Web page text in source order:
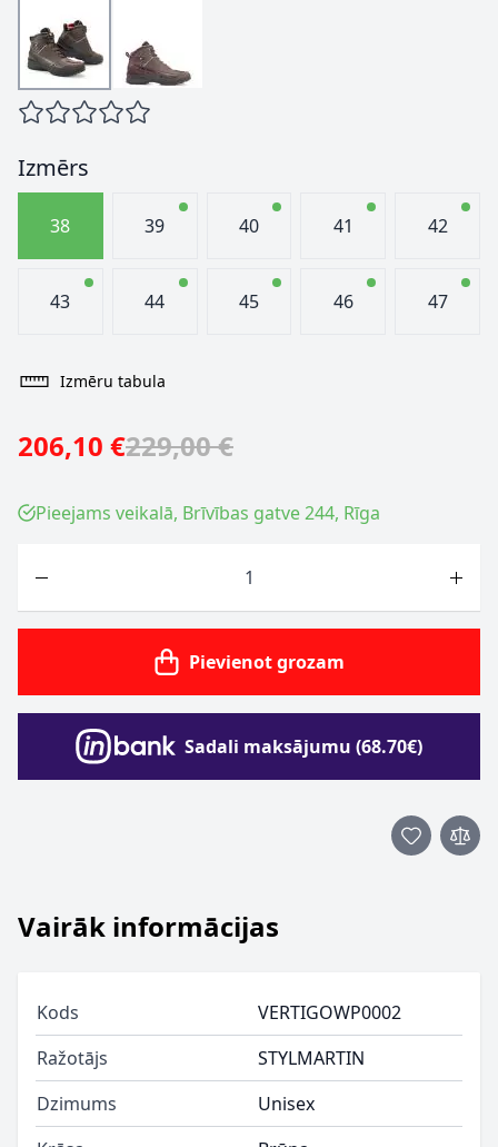
Izmērs
38 39 40 41 42
43 44 45 46 47
Izmēru tabula
206,10 €229,00 €
Pieejams veikalā, Brīvības gatve 244, Rīga
Pievienot grozam
Sadali maksājumu (68.70€)
Vairāk informācijas
Kods
VERTIGOWP0002
Ražotājs
STYLMARTIN
Dzimums
Unisex